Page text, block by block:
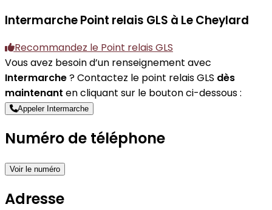
IntermarchePoint relais GLS à Le Cheylard
Recommandez le Point relais GLS
Vous avez besoin d’un renseignement avec
Intermarche? Contactez le point relais GLS dès
maintenant en cliquant sur le bouton ci-dessous :
Appeler Intermarche
Numéro de téléphone
Voir le numéro
Adresse